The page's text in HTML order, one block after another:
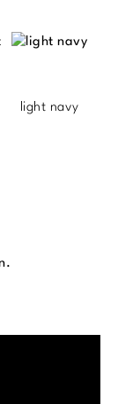
light navy